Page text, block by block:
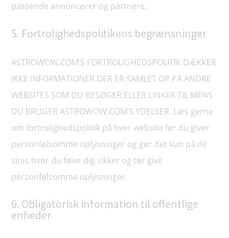
passende annoncører og partnere.
5. Fortrolighedspolitikens begrænsninger
ASTROWOW.COM’S FORTROLIGHEDSPOLITIK DÆKKER
IKKE INFORMATIONER DER ER SAMLET OP PÅ ANDRE
WEBSITES SOM DU BESØGER ELLER LINKER TIL MENS
DU BRUGER ASTROWOW.COM’S YDELSER. Læs gerne
om fortrolighedspolitik på hver website før du giver
personfølsomme oplysninger og gør det kun på de
sites hvor du føler dig sikker og tør give
personfølsomme oplysninger.
6. Obligatorisk information til offentlige
enheder